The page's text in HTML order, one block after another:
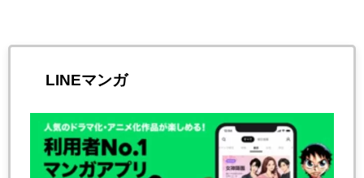
LINEマンガ